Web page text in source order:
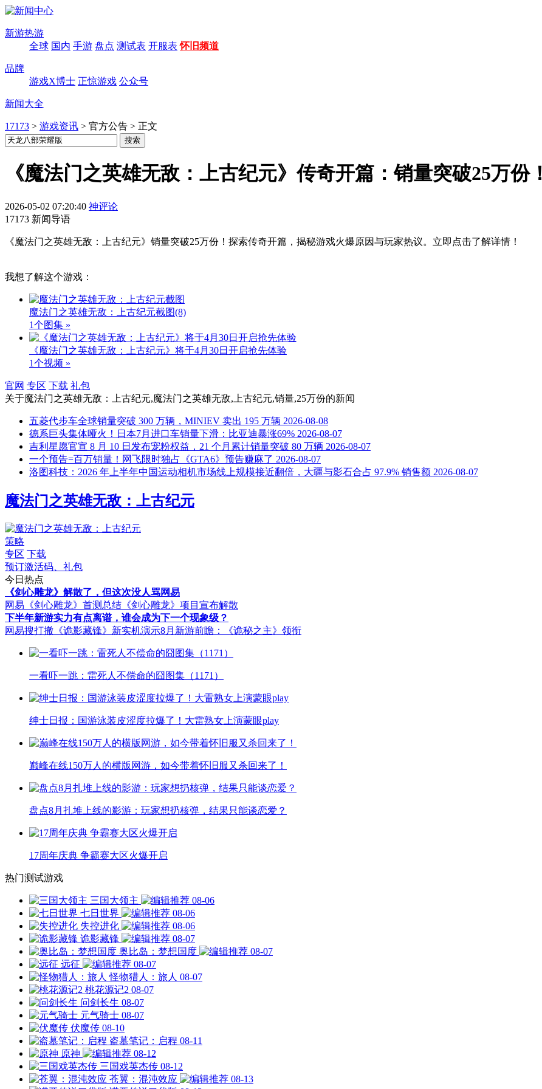
新游热游
全球 国内 手游 盘点 测试表 开服表 怀旧频道
品牌
游戏X博士 正惊游戏 公众号
新闻大全
17173 > 游戏资讯 > 官方公告 > 正文
《魔法门之英雄无敌：上古纪元》传奇开篇：销量突破25万份！
2026-05-02 07:20:40 神评论
17173 新闻导语
《魔法门之英雄无敌：上古纪元》销量突破25万份！探索传奇开篇，揭秘游戏火爆原因与玩家热议。立即点击了解详情！
我想了解这个游戏：
魔法门之英雄无敌：上古纪元截图(8)
1个图集 »
《魔法门之英雄无敌：上古纪元》将于4月30日开启抢先体验
1个视频 »
官网 专区 下载 礼包
关于魔法门之英雄无敌：上古纪元,魔法门之英雄无敌,上古纪元,销量,25万份的新闻
五菱代步车全球销量突破 300 万辆，MINIEV 卖出 195 万辆 2026-08-08
德系巨头集体哑火！日本7月进口车销量下滑：比亚迪暴涨69% 2026-08-07
吉利星愿官宣 8 月 10 日发布宠粉权益，21 个月累计销量突破 80 万辆 2026-08-07
一个预告=百万销量！网飞限时独占《GTA6》预告赚麻了 2026-08-07
洛图科技：2026 年上半年中国运动相机市场线上规模接近翻倍，大疆与影石合占 97.9% 销售额 2026-08-07
魔法门之英雄无敌：上古纪元
策略
专区 下载
预订激活码、礼包
今日热点
《剑心雕龙》解散了，但这次没人骂网易
网易《剑心雕龙》首测总结 《剑心雕龙》项目宣布解散
下半年新游实力有点离谱，谁会成为下一个现象级？
网易搜打撤《诡影藏锋》新实机演示8月新游前瞻：《诡秘之主》领衔
一看吓一跳：雷死人不偿命的囧图集（1171）
绅士日报：国游泳装皮涩度拉爆了！大雷熟女上演蒙眼play
巅峰在线150万人的横版网游，如今带着怀旧服又杀回来了！
盘点8月扎堆上线的影游：玩家想扔核弹，结果只能谈恋爱？
17周年庆典 争霸赛大区火爆开启
热门测试游戏
三国大领主
08-06
七日世界
08-06
失控进化
08-06
诡影藏锋
08-07
奥比岛：梦想国度
08-07
远征
08-07
怪物猎人：旅人 08-07
桃花源记2 08-07
问剑长生 08-07
元气骑士 08-07
伏魔传 08-10
盗墓笔记：启程 08-11
原神
08-12
三国戏英杰传 08-12
苍翼：混沌效应
08-13